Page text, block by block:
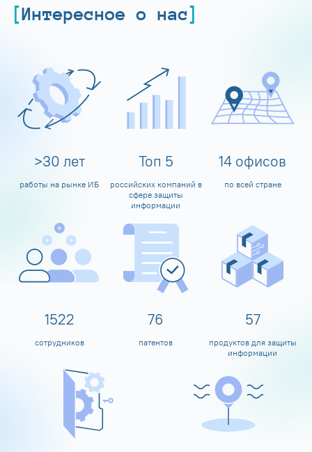
Интересное о нас
>30 лет
работы на рынке ИБ
Топ 5
российских компаний в
сфере защиты
информации
14 офисов
по всей стране
1600
сотрудников
80
патентов
60
продуктов для защиты
информации